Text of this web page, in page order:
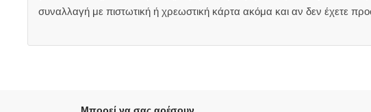
συναλλαγή με πιστωτική ή χρεωστική κάρτα ακόμα και αν δεν έχετε